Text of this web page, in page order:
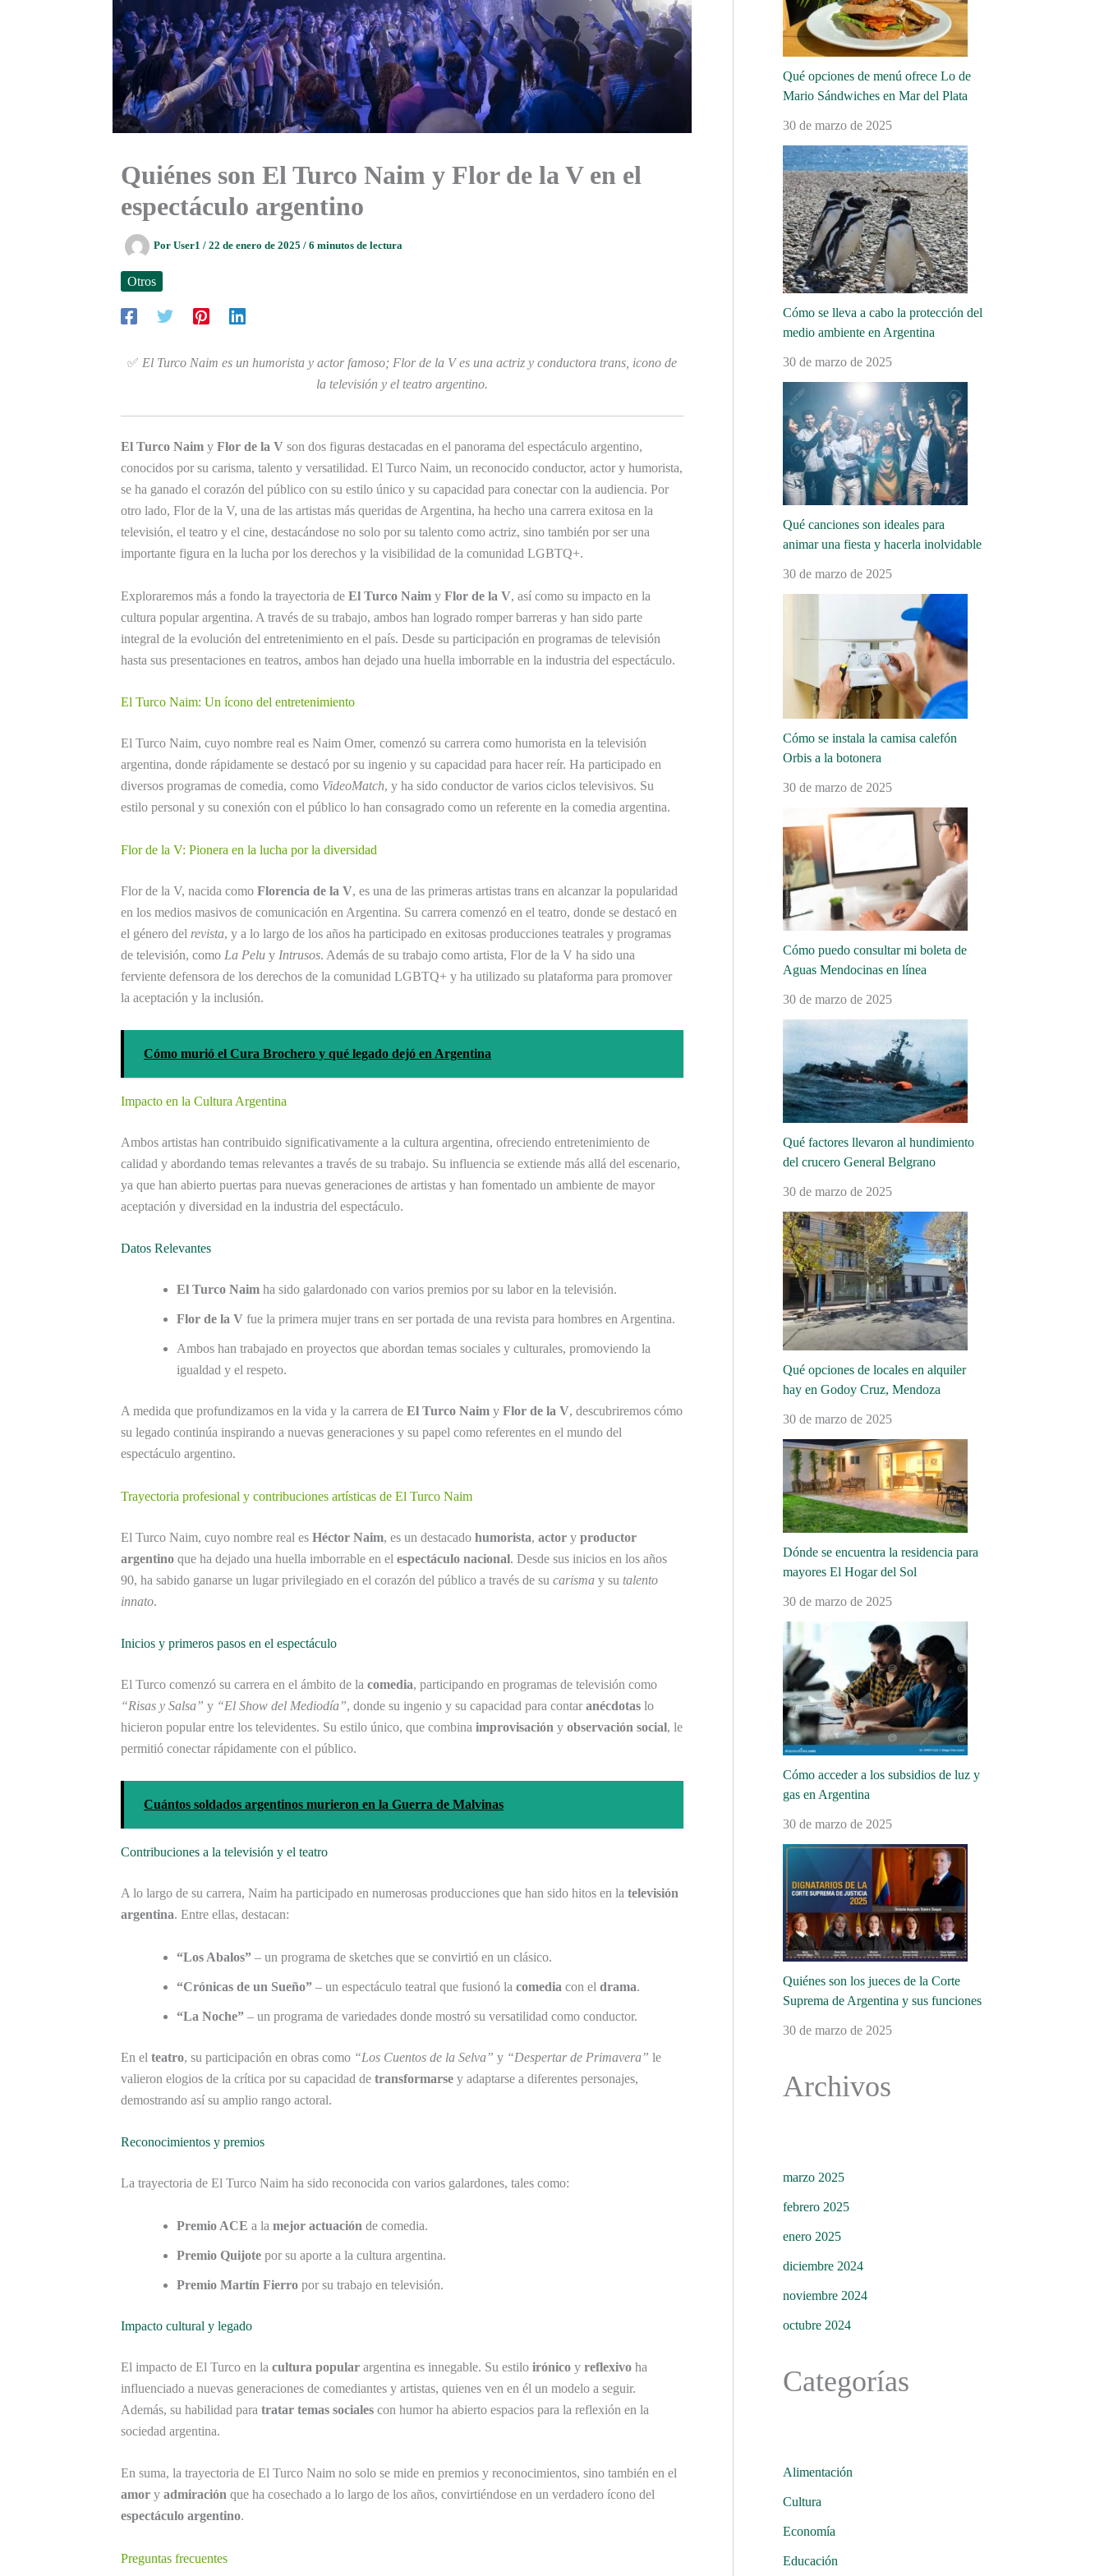
Quiénes son El Turco Naim y Flor de la V en el
espectáculo argentino
Por User1 / 22 de enero de 2025 / 6 minutos de lectura
Otros
✅ El Turco Naim es un humorista y actor famoso; Flor de la V es una actriz y conductora trans, icono de
la televisión y el teatro argentino.
El Turco Naim y Flor de la V son dos figuras destacadas en el panorama del espectáculo argentino,
conocidos por su carisma, talento y versatilidad. El Turco Naim, un reconocido conductor, actor y humorista,
se ha ganado el corazón del público con su estilo único y su capacidad para conectar con la audiencia. Por
otro lado, Flor de la V, una de las artistas más queridas de Argentina, ha hecho una carrera exitosa en la
televisión, el teatro y el cine, destacándose no solo por su talento como actriz, sino también por ser una
importante figura en la lucha por los derechos y la visibilidad de la comunidad LGBTQ+.
Exploraremos más a fondo la trayectoria de El Turco Naim y Flor de la V, así como su impacto en la
cultura popular argentina. A través de su trabajo, ambos han logrado romper barreras y han sido parte
integral de la evolución del entretenimiento en el país. Desde su participación en programas de televisión
hasta sus presentaciones en teatros, ambos han dejado una huella imborrable en la industria del espectáculo.
El Turco Naim: Un ícono del entretenimiento
El Turco Naim, cuyo nombre real es Naim Omer, comenzó su carrera como humorista en la televisión
argentina, donde rápidamente se destacó por su ingenio y su capacidad para hacer reír. Ha participado en
diversos programas de comedia, como VideoMatch, y ha sido conductor de varios ciclos televisivos. Su
estilo personal y su conexión con el público lo han consagrado como un referente en la comedia argentina.
Flor de la V: Pionera en la lucha por la diversidad
Flor de la V, nacida como Florencia de la V, es una de las primeras artistas trans en alcanzar la popularidad
en los medios masivos de comunicación en Argentina. Su carrera comenzó en el teatro, donde se destacó en
el género del revista, y a lo largo de los años ha participado en exitosas producciones teatrales y programas
de televisión, como La Pelu y Intrusos. Además de su trabajo como artista, Flor de la V ha sido una
ferviente defensora de los derechos de la comunidad LGBTQ+ y ha utilizado su plataforma para promover
la aceptación y la inclusión.
Cómo murió el Cura Brochero y qué legado dejó en Argentina
Impacto en la Cultura Argentina
Ambos artistas han contribuido significativamente a la cultura argentina, ofreciendo entretenimiento de
calidad y abordando temas relevantes a través de su trabajo. Su influencia se extiende más allá del escenario,
ya que han abierto puertas para nuevas generaciones de artistas y han fomentado un ambiente de mayor
aceptación y diversidad en la industria del espectáculo.
Datos Relevantes
El Turco Naim ha sido galardonado con varios premios por su labor en la televisión.
Flor de la V fue la primera mujer trans en ser portada de una revista para hombres en Argentina.
Ambos han trabajado en proyectos que abordan temas sociales y culturales, promoviendo la
igualdad y el respeto.
A medida que profundizamos en la vida y la carrera de El Turco Naim y Flor de la V, descubriremos cómo
su legado continúa inspirando a nuevas generaciones y su papel como referentes en el mundo del
espectáculo argentino.
Trayectoria profesional y contribuciones artísticas de El Turco Naim
El Turco Naim, cuyo nombre real es Héctor Naim, es un destacado humorista, actor y productor
argentino que ha dejado una huella imborrable en el espectáculo nacional. Desde sus inicios en los años
90, ha sabido ganarse un lugar privilegiado en el corazón del público a través de su carisma y su talento
innato.
Inicios y primeros pasos en el espectáculo
El Turco comenzó su carrera en el ámbito de la comedia, participando en programas de televisión como
“Risas y Salsa” y “El Show del Mediodía”, donde su ingenio y su capacidad para contar anécdotas lo
hicieron popular entre los televidentes. Su estilo único, que combina improvisación y observación social, le
permitió conectar rápidamente con el público.
Cuántos soldados argentinos murieron en la Guerra de Malvinas
Contribuciones a la televisión y el teatro
A lo largo de su carrera, Naim ha participado en numerosas producciones que han sido hitos en la televisión
argentina. Entre ellas, destacan:
“Los Abalos” – un programa de sketches que se convirtió en un clásico.
“Crónicas de un Sueño” – un espectáculo teatral que fusionó la comedia con el drama.
“La Noche” – un programa de variedades donde mostró su versatilidad como conductor.
En el teatro, su participación en obras como “Los Cuentos de la Selva” y “Despertar de Primavera” le
valieron elogios de la crítica por su capacidad de transformarse y adaptarse a diferentes personajes,
demostrando así su amplio rango actoral.
Reconocimientos y premios
La trayectoria de El Turco Naim ha sido reconocida con varios galardones, tales como:
Premio ACE a la mejor actuación de comedia.
Premio Quijote por su aporte a la cultura argentina.
Premio Martín Fierro por su trabajo en televisión.
Impacto cultural y legado
El impacto de El Turco en la cultura popular argentina es innegable. Su estilo irónico y reflexivo ha
influenciado a nuevas generaciones de comediantes y artistas, quienes ven en él un modelo a seguir.
Además, su habilidad para tratar temas sociales con humor ha abierto espacios para la reflexión en la
sociedad argentina.
En suma, la trayectoria de El Turco Naim no solo se mide en premios y reconocimientos, sino también en el
amor y admiración que ha cosechado a lo largo de los años, convirtiéndose en un verdadero ícono del
espectáculo argentino.
Preguntas frecuentes
Qué opciones de menú ofrece Lo de
Mario Sándwiches en Mar del Plata
30 de marzo de 2025
Cómo se lleva a cabo la protección del
medio ambiente en Argentina
30 de marzo de 2025
Qué canciones son ideales para
animar una fiesta y hacerla inolvidable
30 de marzo de 2025
Cómo se instala la camisa calefón
Orbis a la botonera
30 de marzo de 2025
Cómo puedo consultar mi boleta de
Aguas Mendocinas en línea
30 de marzo de 2025
Qué factores llevaron al hundimiento
del crucero General Belgrano
30 de marzo de 2025
Qué opciones de locales en alquiler
hay en Godoy Cruz, Mendoza
30 de marzo de 2025
Dónde se encuentra la residencia para
mayores El Hogar del Sol
30 de marzo de 2025
Cómo acceder a los subsidios de luz y
gas en Argentina
30 de marzo de 2025
Quiénes son los jueces de la Corte
Suprema de Argentina y sus funciones
30 de marzo de 2025
Archivos
marzo 2025
febrero 2025
enero 2025
diciembre 2024
noviembre 2024
octubre 2024
Categorías
Alimentación
Cultura
Economía
Educación